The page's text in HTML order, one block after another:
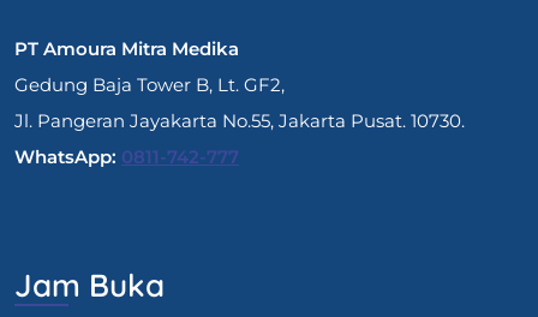
PT Amoura Mitra Medika
Gedung Baja Tower B, Lt. GF2,
Jl. Pangeran Jayakarta No.55, Jakarta Pusat. 10730.
WhatsApp: 0811-742-777
Jam Buka